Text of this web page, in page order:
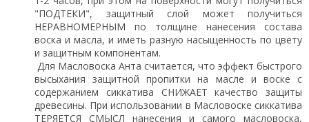
"ПОДТЕКИ", защитный слой может получиться
НЕРАВНОМЕРНЫМ по толщине нанесения состава
воска и масла, и иметь разную насыщенность по цвету
и защитным компонентам.
Для Масловоска Анта считается, что эффект быстрого
высыхания защитной пропитки на масле и воске с
содержанием сиккатива СНИЖАЕТ качество защиты
древесины. При использовании в Масловоске сиккатива
ТЕРЯЕТСЯ СМЫСЛ нанесения и самого масловоска,